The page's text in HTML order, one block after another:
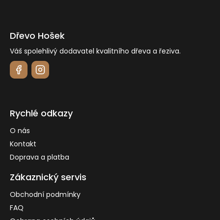
Dřevo Hošek
Váš spolehlivý dodavatel kvalitního dřeva a řeziva.
Rychlé odkazy
O nás
Kontakt
Doprava a platba
Zákaznický servis
Obchodní podmínky
FAQ